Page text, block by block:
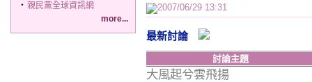
‧ 親民黨全球資訊網
more...
2007/06/29 13:31
最新討論
討論主題
大風起兮雲飛揚